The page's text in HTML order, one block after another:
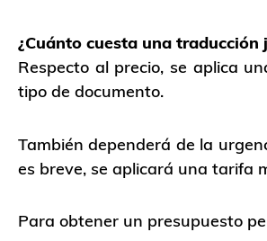
¿Cuánto cuesta una traducción
Respecto al precio, se aplica
tipo de documento.
También dependerá de la
es breve, se aplicará una tarifa
Para obtener un presupuesto